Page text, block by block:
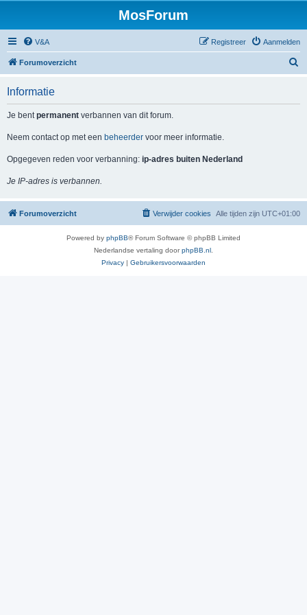
MosForum
V&A Aanmelden
Registreer
Forumoverzicht
Informatie
Je bentpermanent verbannen van dit forum.
Neem contact op met een beheerder voor meer informatie.
Opgegeven reden voor verbanning: ip-adres buiten Nederland
Je IP-adres is verbannen.
Forumoverzicht Alle tijden zijn UTC+01:00
Verwijder cookies
Powered by phpBB® Forum Software © phpBB Limited
Nederlandse vertaling doorphpBB.nl
Privacy | Gebruikersvoorwaarden